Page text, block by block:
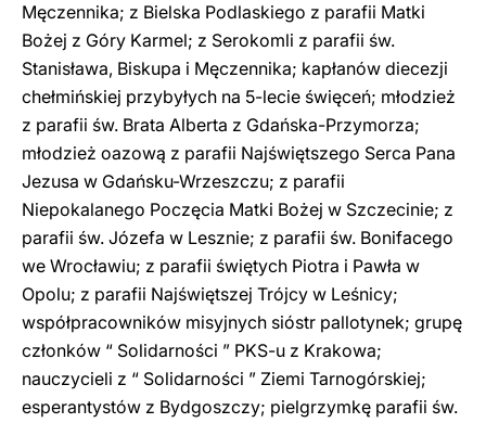
Męczennika; z Bielska Podlaskiego z parafii Matki
Bożej z Góry Karmel; z Serokomli z parafii św.
Stanisława, Biskupa i Męczennika; kapłanów diecezji
chełmińskiej przybyłych na 5-lecie święceń; młodzież
z parafii św. Brata Alberta z Gdańska-Przymorza;
młodzież oazową z parafii Najświętszego Serca Pana
Jezusa w Gdańsku-Wrzeszczu; z parafii
Niepokalanego Poczęcia Matki Bożej w Szczecinie; z
parafii św. Józefa w Lesznie; z parafii św. Bonifacego
we Wrocławiu; z parafii świętych Piotra i Pawła w
Opolu; z parafii Najświętszej Trójcy w Leśnicy;
współpracowników misyjnych sióstr pallotynek; grupę
członków “ Solidarności ” PKS-u z Krakowa;
nauczycieli z “ Solidarności ” Ziemi Tarnogórskiej;
esperantystów z Bydgoszczy; pielgrzymkę parafii św.